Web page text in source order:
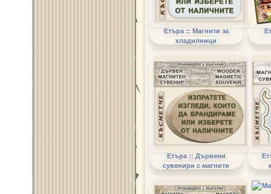
Етъра :: Магнити за
хладилници
Етъра :: Дървени
сувенири с магнити